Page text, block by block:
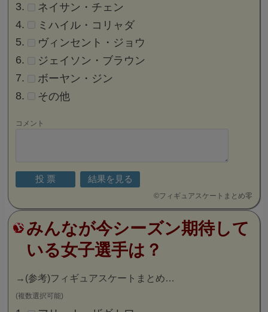
ネイサン・チェン
ミハイル・コリャダ
ヴィンセント・ジョウ
ジェイソン・ブラウン
ボーヤン・ジン
その他
コメント
©フィギュアスケートまとめ零
みんなが今シーズン期待して
いる女子選手は？
→ (参考)フィギュアスケートまとめ…
(複数選択可能)